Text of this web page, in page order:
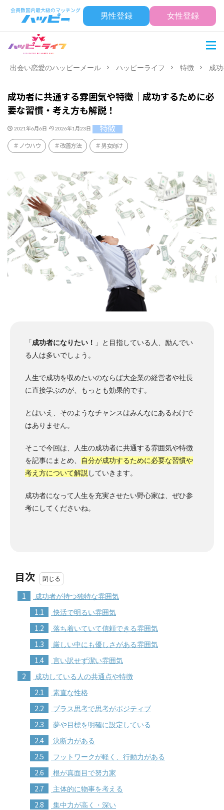
男性登録 女性登録
出会い恋愛のハッピーメール ハッピーライフ 特徴 成
成功者に共通する雰囲気や特徴｜成功するために必
要な習慣・考え方も解説！
2021年6月6日 2026年1月23日 特徴
ノウハウ 改善方法 男女向け
「成功者になりたい！
」と目指している人、励んでい
る人は多いでしょう。
人生で成功を収めたいのならば大企業の経営者や社長
に直接学ぶのが、もっとも効果的です。
とはいえ、そのようなチャンスはみんなにあるわけで
はありません。
そこで今回は、人生の成功者に共通する雰囲気や特徴
を記事にまとめ、
自分が成功するために必要な習慣や
考え方について解説 していきます。
成功者になって人生を充実させたい野心家は、ぜひ参
考にしてくださいね。
目次
1 成功者が持つ独特な雰囲気
1.1 快活で明るい雰囲気
1.2 落ち着いていて信頼できる雰囲気
1.3 厳しい中にも優しさがある雰囲気
1.4 言い訳せず潔い雰囲気
2 成功している人の共通点や特徴
2.1 素直な性格
2.2 プラス思考で思考がポジティブ
2.3 夢や目標を明確に設定している
2.4 決断力がある
2.5 フットワークが軽く、行動力がある
2.6 根が真面目で努力家
2.7 主体的に物事を考える
2.8 集中力が高く・深い